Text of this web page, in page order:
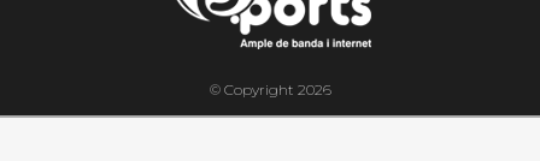
© Copyright 2026